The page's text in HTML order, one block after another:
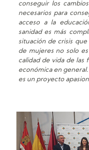
conseguir los
necesarios para
acceso a la
sanidad es más
situación de crisis
de mujeres no solo
calidad de vida de las
económica en general.
es un proyecto